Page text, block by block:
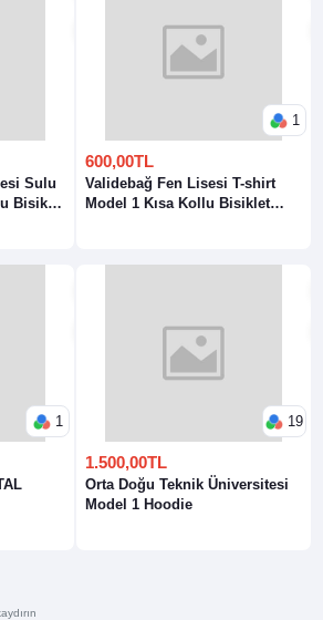
Sulu
Bisiklet
1
600,00TL
Validebağ Fen Lisesi T-shirt
Model 1 Kısa Kollu Bisiklet
1 19
1.500,00TL
Orta Doğu Teknik Üniversitesi
Model 1 Hoodie